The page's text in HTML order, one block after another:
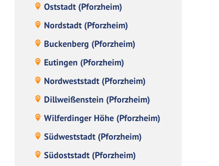
Oststadt (Pforzheim)
Nordstadt (Pforzheim)
Buckenberg (Pforzheim)
Eutingen (Pforzheim)
Nordweststadt (Pforzheim)
Dillweißenstein (Pforzheim)
Wilferdinger Höhe (Pforzheim)
Südweststadt (Pforzheim)
Südoststadt (Pforzheim)